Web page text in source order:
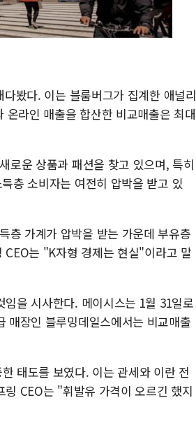
봤다. 이는 블룸버그가 집계한 애널리
라인 매출을 합산한 비교매출은 최대
로운 상품과 패션을 찾고 있으며, 특히
층 소비자는 여전히 압박을 받고 있
층 가계가 압박을 받는 가운데 부유층
는 "K자형 경제는 현실"이라고 말
을 시사한다. 메이시스는 1월 31일로
매장인 블루밍데일스에서는 비교매출
태도를 보였다. 이는 관세와 이란 전
CEO는 "휘발유 가격이 오르긴 했지